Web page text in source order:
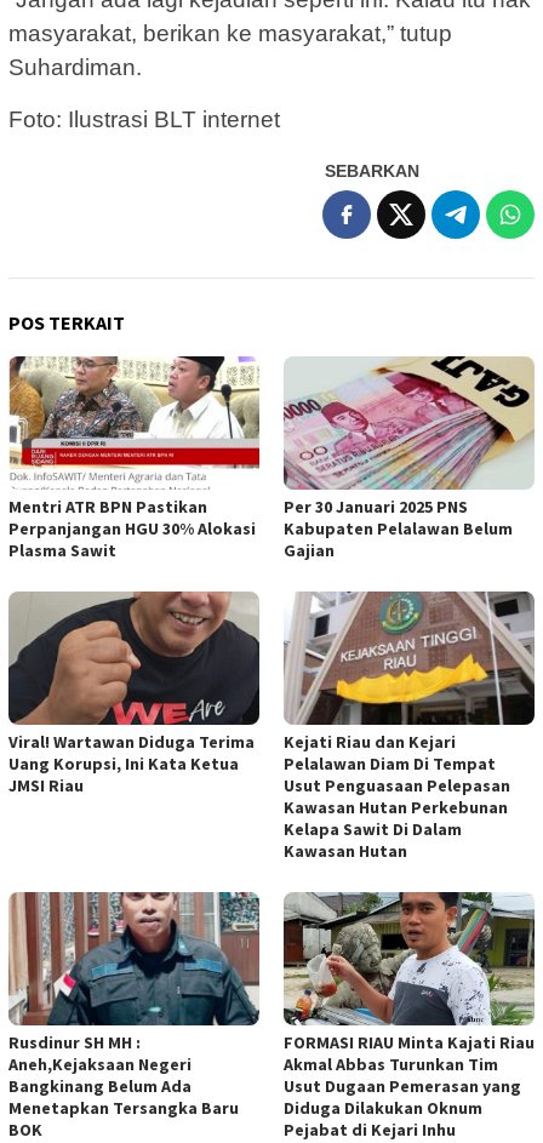
masyarakat, berikan ke masyarakat,” tutup
Suhardiman.
Foto: Ilustrasi BLT internet
SEBARKAN
POS TERKAIT
Mentri ATR BPN Pastikan
Perpanjangan HGU 30% Alokasi
Plasma Sawit
Per 30 Januari 2025 PNS
Kabupaten Pelalawan Belum
Gajian
Viral! Wartawan Diduga Terima
Uang Korupsi, Ini Kata Ketua
JMSI Riau
Kejati Riau dan Kejari
Pelalawan Diam Di Tempat
Usut Penguasaan Pelepasan
Kawasan Hutan Perkebunan
Kelapa Sawit Di Dalam
Kawasan Hutan
Rusdinur SH MH :
Aneh,Kejaksaan Negeri
Bangkinang Belum Ada
Menetapkan Tersangka Baru
BOK
FORMASI RIAU Minta Kajati Riau
Akmal Abbas Turunkan Tim
Usut Dugaan Pemerasan yang
Diduga Dilakukan Oknum
Pejabat di Kejari Inhu